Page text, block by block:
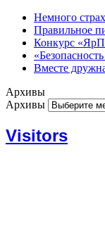
Немного
Правильное
Конкурс
Вместе
Архивы
Архивы
Visitors